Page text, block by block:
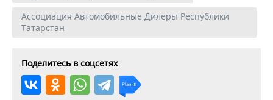
Ассоциация Автомобильные Дилеры Республики
Татарстан
Поделитесь в соцсетях